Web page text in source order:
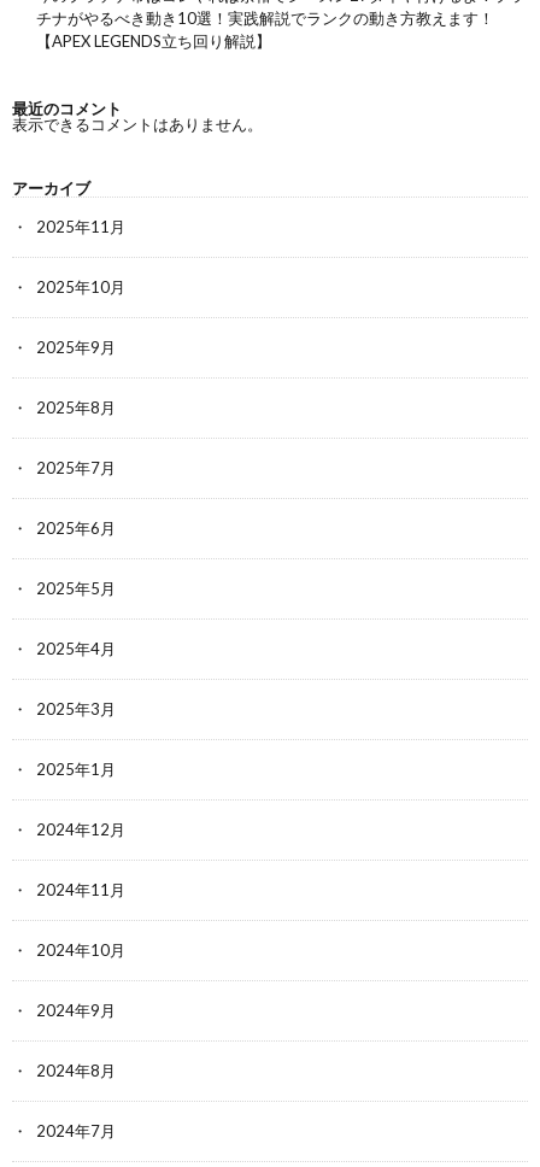
チナがやるべき動き10選！実践解説でランクの動き方教えます！
【APEX LEGENDS立ち回り解説】
最近のコメント
表示できるコメントはありません。
アーカイブ
2025年11月
2025年10月
2025年9月
2025年8月
2025年7月
2025年6月
2025年5月
2025年4月
2025年3月
2025年1月
2024年12月
2024年11月
2024年10月
2024年9月
2024年8月
2024年7月